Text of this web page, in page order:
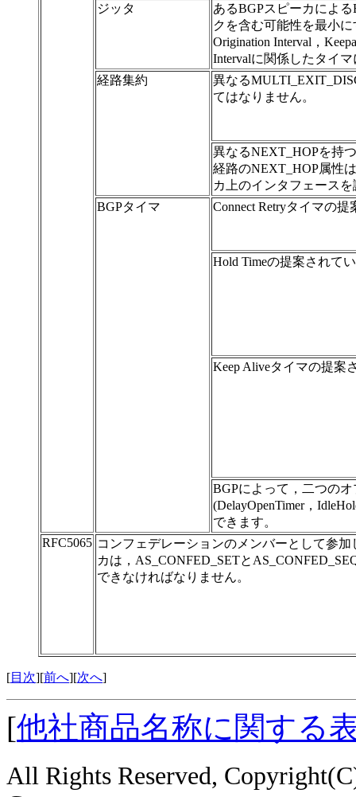
ジッタ
あるBGPスピーカによ
クを含む可能性を最小
Origination Interval，
Intervalに関係したタイ
経路集約
異なる
てはなりません。
異なるNEXT_HOPを持
経路のNEXT_HOP属性
カ上のインタフェース
BGPタイマ
Connect Retryタイマの
Hold Timeの提案されて
Keep Aliveタイマの提案
BGPによって，二つの
(DelayOpenTimer，
できます。
RFC5065 コンフェデレーションのメンバーとして参
カは，AS_CONFED_SETと
できなければなりません。
[目次][前へ][次へ]
[他社商品名称に関する
All Rights Reserved,